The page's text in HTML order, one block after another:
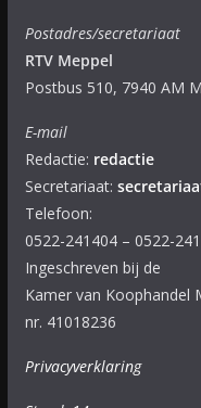
Postadres/secretariaat
RTV Meppel
Postbus 510, 7940 AM
E-mail
Redactie: redactie
Secretariaat:
Telefoon:
0522-241404 – 0522-
Ingeschreven bij de
Kamer van Koophandel
nr. 41018236
Privacyverklaring